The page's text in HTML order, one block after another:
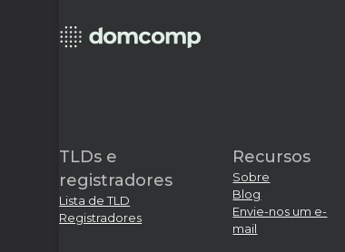
TLDs e
registradores
Lista de TLD
Registradores
Recursos
Sobre
Blog
Envie-nos um e-
mail